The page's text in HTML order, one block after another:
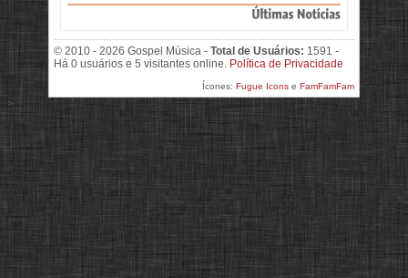
© 2010 - 2026 Gospel Música - Total de Usuários: 1591 -
Há 0 usuários e 5 visitantes online. Política de Privacidade
Ícones: Fugue Icons e FamFamFam
>